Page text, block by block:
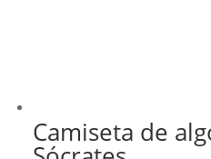
Camiseta de